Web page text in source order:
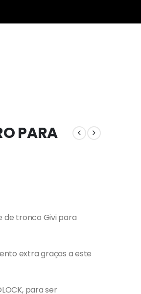
PARA
de tronco Givi para
extra graças a este
para ser